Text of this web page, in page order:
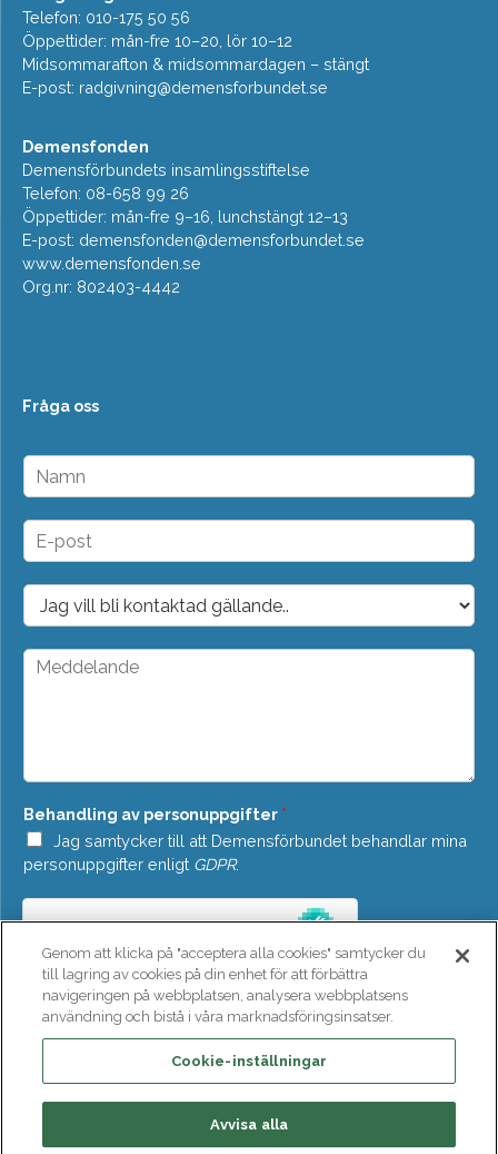
Telefon: 010-175 50 56
Öppettider: mån-fre 10–20, lör 10–12
Midsommarafton & midsommardagen – stängt
E-post: radgivning@demensforbundet.se
Demensfonden
Demensförbundets insamlingsstiftelse
Telefon: 08-658 99 26
Öppettider: mån-fre 9–16, lunchstängt 12–13
E-post: demensfonden@demensforbundet.se
www.demensfonden.se
Org.nr: 802403-4442
Fråga oss
N
m
n
E
p
o
t
*
D
o
p
M
a
d
e
*
Behandling av personuppgifter *
Jag samtycker till att Demensförbundet behandlar mina
personuppgifter enligt GDPR.
SKICKA
Genom att klicka på "acceptera alla cookies" samtycker du
till lagring av cookies på din enhet för att förbättra
navigeringen på webbplatsen, analysera webbplatsens
användning och bistå i våra marknadsföringsinsatser.
Cookie-inställningar
Avvisa alla